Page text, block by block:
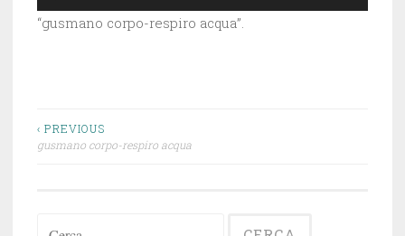
I
Player
“gusmano corpo-respiro acqua”.
Navigazione
articoli
‹ PREVIOUS
gusmano corpo-respiro acqua
Ricerca